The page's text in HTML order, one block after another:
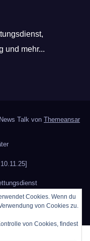
und mehr...
Talk von Themeansar
Cookies. Wenn du
von Cookies zu.
von Cookies, findest